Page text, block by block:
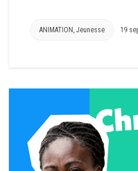
ANIMATION , Jeunesse 19